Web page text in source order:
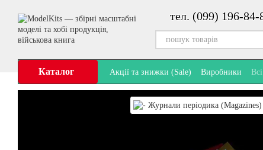
тел. (099) 196-84-
Каталог Акції та знижки (Sale) Виробники